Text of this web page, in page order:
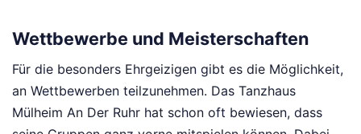
Wettbewerbe und Meisterschaften
Für die besonders Ehrgeizigen gibt es die Möglichkeit,
an Wettbewerben teilzunehmen. Das Tanzhaus
Mülheim An Der Ruhr hat schon oft bewiesen, dass